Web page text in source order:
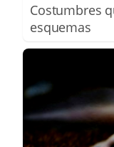
Costumbres
esquemas